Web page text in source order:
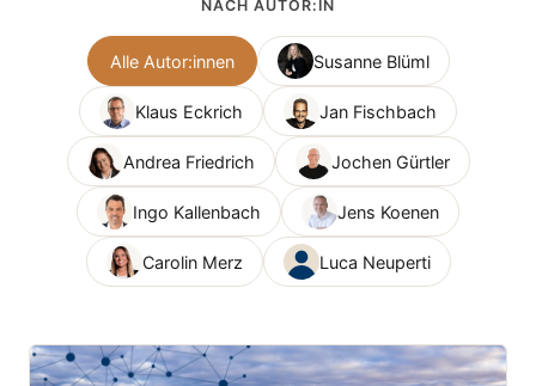
NACH AUTOR:IN
Alle Autor:innen Susanne Blüml
Klaus Eckrich Jan Fischbach
Andrea Friedrich Jochen Gürtler
Ingo Kallenbach Jens Koenen
Carolin Merz Luca Neuperti